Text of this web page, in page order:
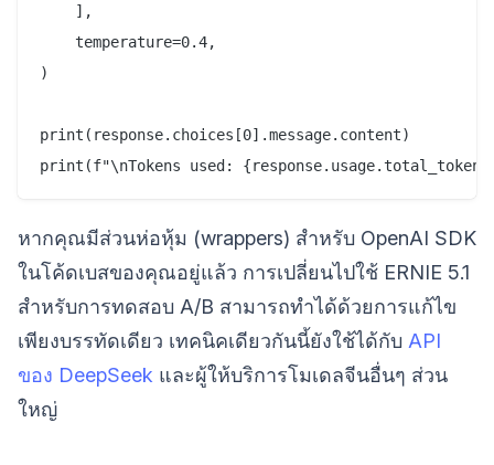
    ],
    temperature=0.4,
)
print(response.choices[0].message.content)
หากคุณมีส่วนห่อหุ้ม (wrappers) สำหรับ OpenAI SDK
ในโค้ดเบสของคุณอยู่แล้ว การเปลี่ยนไปใช้ ERNIE 5.1
สำหรับการทดสอบ A/B สามารถทำได้ด้วยการแก้ไข
เพียงบรรทัดเดียว เทคนิคเดียวกันนี้ยังใช้ได้กับ API
ของ DeepSeek และผู้ให้บริการโมเดลจีนอื่นๆ ส่วน
ใหญ่